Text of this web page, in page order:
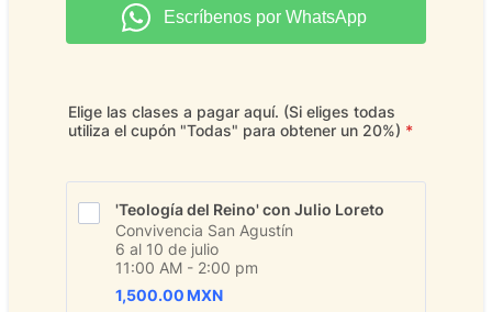
Elige las clases a pagar aquí. (Si eliges todas
utiliza el cupón "Todas" para obtener un 20%) *
'Teología del Reino' con Julio Loreto
Convivencia San Agustín
6 al 10 de julio
11:00 AM - 2:00 pm
1,500.00 MXN
1,500.00 MXN